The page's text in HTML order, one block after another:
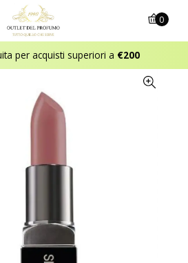
per acquisti superiori a €200
0